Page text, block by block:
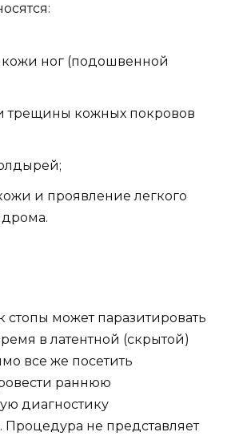
ног (подошвенной
трещины кожных покровов
и проявление легкого
стопы может паразитировать
в латентной (скрытой)
все же посетить
раннюю
диагностику
не представляет